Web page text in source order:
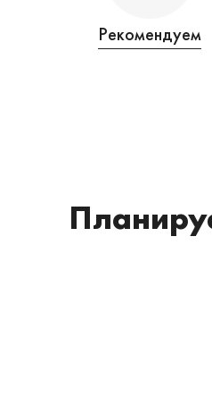
Рекомендуем